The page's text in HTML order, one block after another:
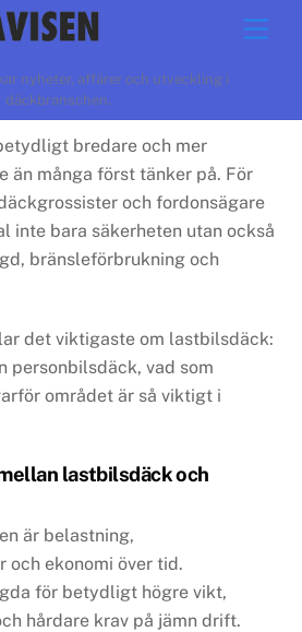
nyheter, affärer och utveckling i
däckbranschen.
bredare och mer
än många först tänker på. För
och fordonsägare
inte bara säkerheten utan också
bränsleförbrukning och
det viktigaste om lastbilsdäck:
personbilsdäck, vad som
området är så viktigt i
lastbilsdäck och
är belastning,
och ekonomi över tid.
för betydligt högre vikt,
hårdare krav på jämn drift.